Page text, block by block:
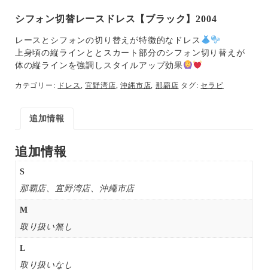
シフォン切替レースドレス【ブラック】2004
レースとシフォンの切り替えが特徴的なドレス
上身頃の縦ラインととスカート部分のシフォン切り替えが
体の縦ラインを強調しスタイルアップ効果
カテゴリー: ドレス,宜野湾店,沖縄市店,那覇店 タグ:セラビ
追加情報
追加情報
S
那覇店、宜野湾店、沖繩市店
M
取り扱い無し
L
取り扱いなし